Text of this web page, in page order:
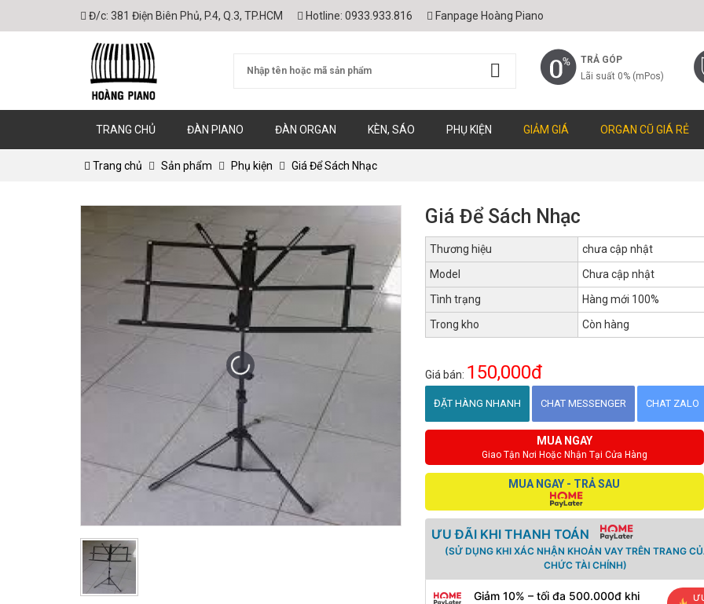
Đ/c: 381 Điện Biên Phủ, P.4, Q.3, TP.HCM Hotline: 0933.933.816 Fanpage Hoàng Piano
TRẢ GÓP
Lãi suất 0% (mPos)
TRANG CHỦ ĐÀN PIANO ĐÀN ORGAN KÈN, SÁO PHỤ KIỆN GIẢM GIÁ ORGAN CŨ GIÁ RẺ
Trang chủ Sản phẩm Phụ kiện Giá Để Sách Nhạc
Giá Để Sách Nhạc
Thương hiệu
chưa cập nhật
Model
Chưa cập nhật
Tình trạng
Hàng mới 100%
Trong kho
Còn hàng
Giá bán: 150,000đ
ĐẶT HÀNG NHANH CHAT MESSENGER CHAT ZALO
MUA NGAY
Giao Tận Nơi Hoặc Nhận Tại Cửa Hàng
MUA NGAY - TRẢ SAU
ƯU ĐÃI KHI THANH TOÁN
(SỬ DỤNG KHI XÁC NHẬN KHOẢN VAY TRÊN TRANG
CHỨC TÀI CHÍNH)
Giảm 10% – tối đa 500.000đ khi